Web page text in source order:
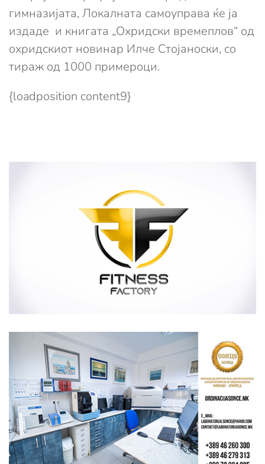
гимназијата, Локалната самоуправа ќе ја
издаде и книгата „Охридски времеплов“ од
охридскиот новинар Илче Стојаноски, со
тираж од 1000 примероци.
{loadposition content9}